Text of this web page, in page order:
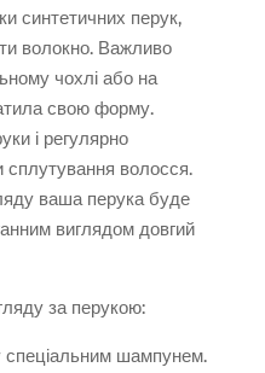
синтетичних перук,
волокно. Важливо
чохлі або на
свою форму.
і регулярно
сплутування волосся.
ваша перука буде
виглядом довгий
за перукою:
спеціальним шампунем.